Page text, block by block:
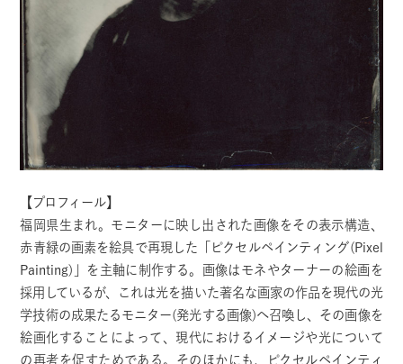
【プロフィール】
福岡県生まれ。モニターに映し出された画像をその表示構造、
赤青緑の画素を絵具で再現した「ピクセルペインティング(Pixel
Painting)」を主軸に制作する。画像はモネやターナーの絵画を
採用しているが、これは光を描いた著名な画家の作品を現代の光
学技術の成果たるモニター(発光する画像)へ召喚し、その画像を
絵画化することによって、現代におけるイメージや光について
の再考を促すためである。そのほかにも、ピクセルペインティ